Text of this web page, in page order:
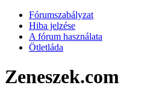
Fórumszabályzat
Hiba jelzése
A fórum használata
Ötletláda
Zeneszek.com